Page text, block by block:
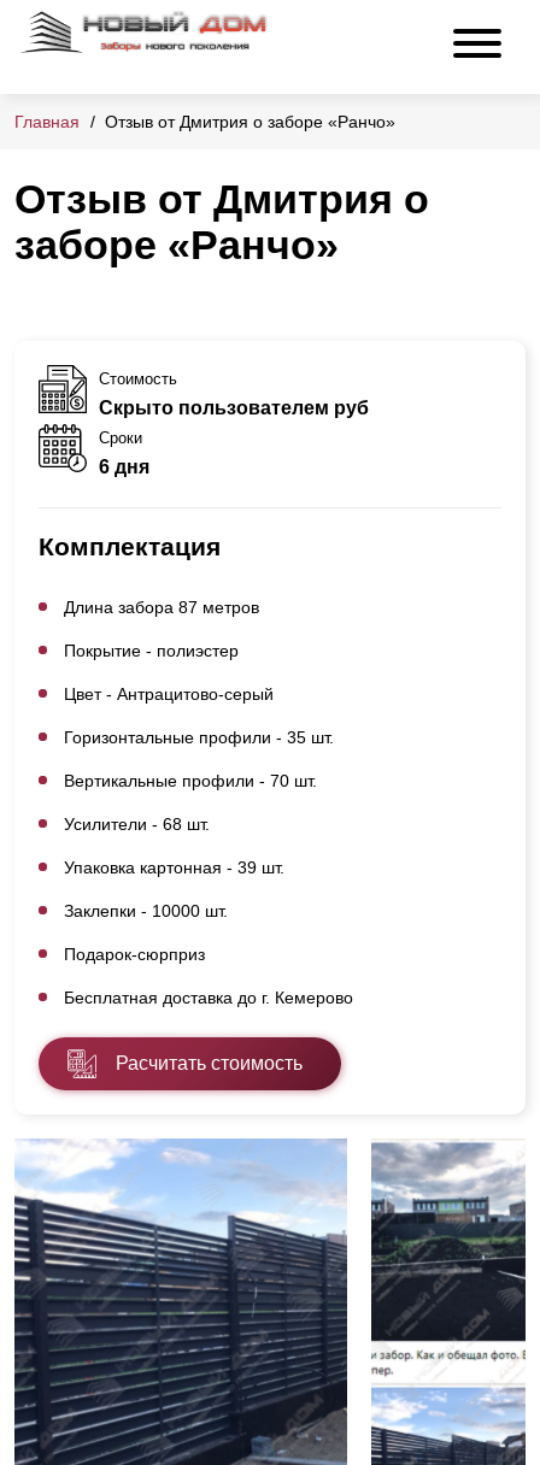
Главная Отзыв от Дмитрия о заборе «Ранчо»
Отзыв от Дмитрия о
заборе «Ранчо»
Стоимость
Скрыто пользователем руб
Сроки
6 дня
Комплектация
Длина забора 87 метров
Покрытие - полиэстер
Цвет - Антрацитово-серый
Горизонтальные профили - 35 шт.
Вертикальные профили - 70 шт.
Усилители - 68 шт.
Упаковка картонная - 39 шт.
Заклепки - 10000 шт.
Подарок-сюрприз
Бесплатная доставка до г. Кемерово
Расчитать стоимость